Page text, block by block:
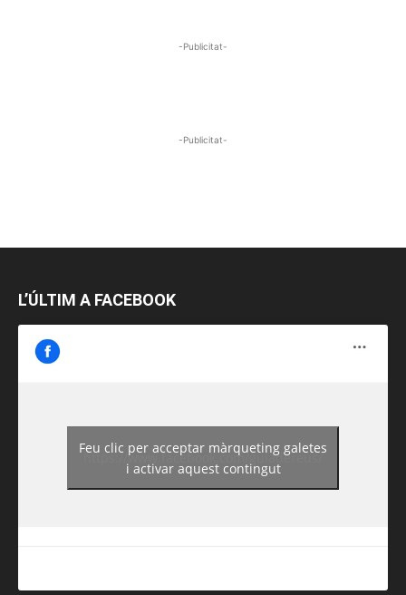
-Publicitat-
-Publicitat-
L’ÚLTIM A FACEBOOK
https://www.facebook.com/guiadereus/
Feu clic per acceptar màrqueting galetes
i activar aquest contingut